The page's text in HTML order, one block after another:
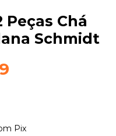
Chá
Schmidt
Pix